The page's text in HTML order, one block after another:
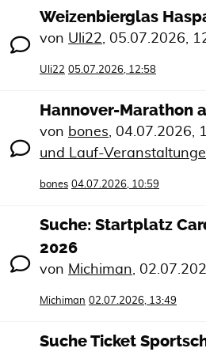
Weizenbierglas
von Uli22, 05.07.2026,
Uli22 05.07.2026, 12:58
Hannover-Marathon
von bones, 04.07.2026,
und Lauf-
bones 04.07.2026, 10:59
Suche: Startplatz
2026
von Michiman,
Michiman 02.07.2026, 13:49
Suche Ticket